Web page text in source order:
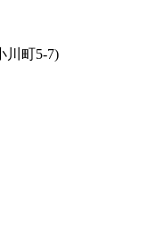
川町5-7)